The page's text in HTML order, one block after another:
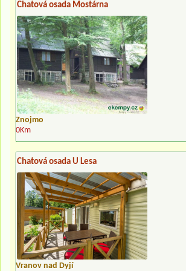
Chatová osada Mostárna
Znojmo
0Km
Chatová osada U Lesa
Vranov nad Dyjí